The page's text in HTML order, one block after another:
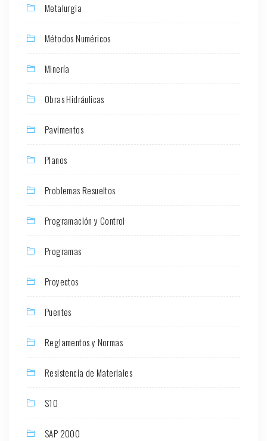
Metalurgia
Métodos Numéricos
Minería
Obras Hidráulicas
Pavimentos
Planos
Problemas Resueltos
Programación y Control
Programas
Proyectos
Puentes
Reglamentos y Normas
Resistencia de Materiales
S10
SAP 2000